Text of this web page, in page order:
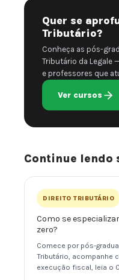
Quer se
Tributário?
Conheça as pós-
Tributário da Legale
e professores que
Ver cursos
Continue lendo
DIREITO TRIBUTÁRIO
Como se
zero?
Comece por pós-
Tributário, acompanhe
execução fiscal, leia o